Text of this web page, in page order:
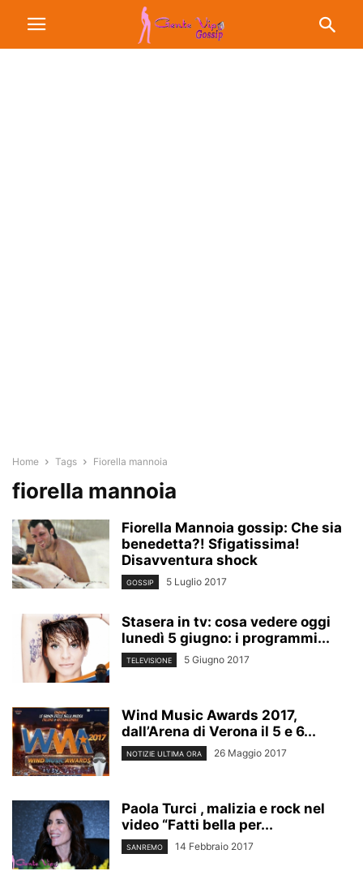
Home Tags Fiorella mannoia
fiorella mannoia
Fiorella Mannoia gossip: Che sia
benedetta?! Sfigatissima!
Disavventura shock
GOSSIP 5 Luglio 2017
Stasera in tv: cosa vedere oggi
lunedì 5 giugno: i programmi...
TELEVISIONE 5 Giugno 2017
Wind Music Awards 2017,
dall’Arena di Verona il 5 e 6...
NOTIZIE ULTIMA ORA 26 Maggio 2017
Paola Turci , malizia e rock nel
video “Fatti bella per...
SANREMO 14 Febbraio 2017